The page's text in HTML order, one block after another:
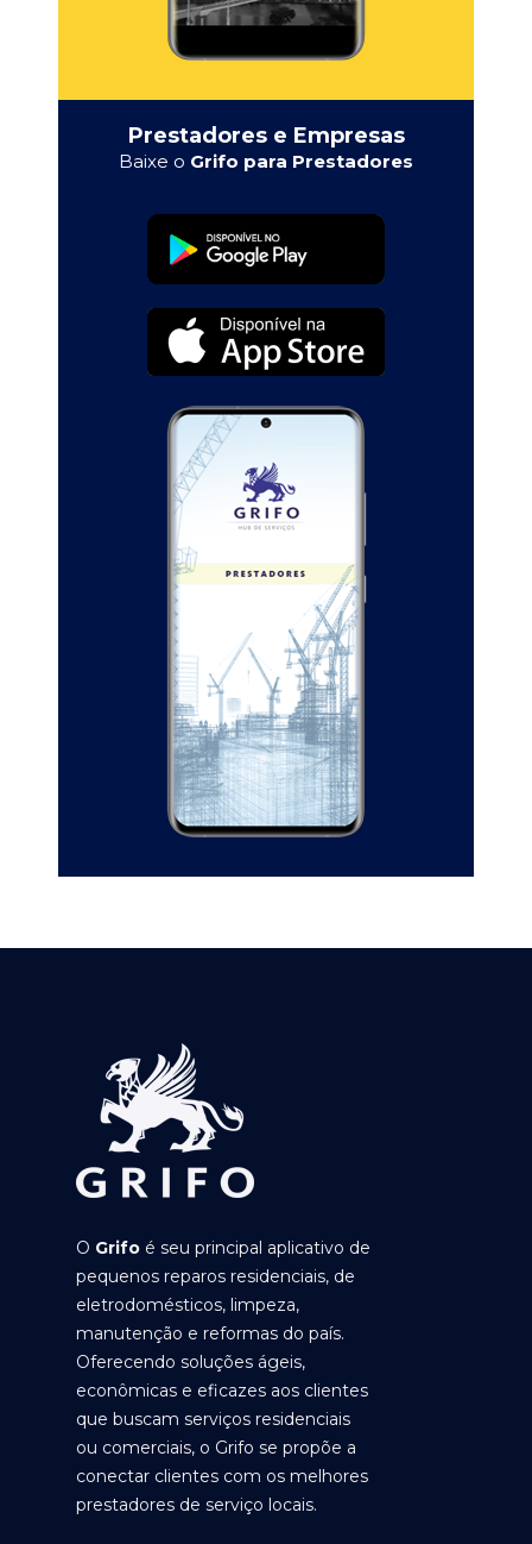
Prestadores e Empresas
Baixe o Grifo para Prestadores
O Grifo é seu principal aplicativo de
pequenos reparos residenciais, de
eletrodomésticos, limpeza,
manutenção e reformas do país.
Oferecendo soluções ágeis,
econômicas e eficazes aos clientes
que buscam serviços residenciais
ou comerciais, o Grifo se propõe a
conectar clientes com os melhores
prestadores de serviço locais.